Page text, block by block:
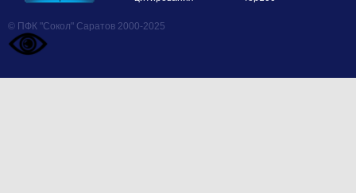
© ПФК "Сокол" Саратов 2000-2025